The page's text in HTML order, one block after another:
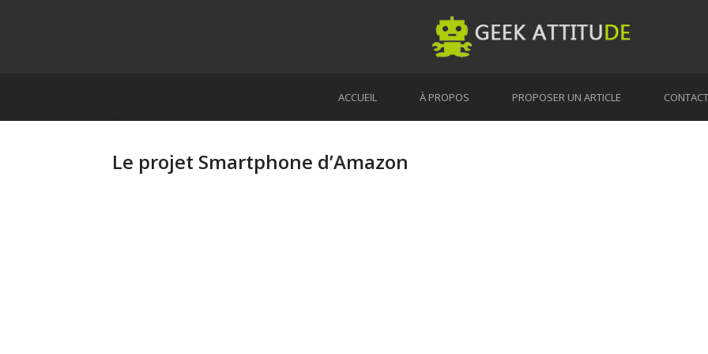
ACCUEIL À PROPOS PROPOSER UN ARTICLE CONTACT
Le projet Smartphone d’Amazon